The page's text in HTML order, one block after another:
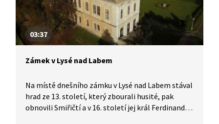
03:37
Zámek v Lysé nad Labem
Na místě dnešního zámku v Lysé nad Labem stával
hrad ze 13. století, který zbourali husité, pak
obnovili Smiřičtí a v 16. století jej král Ferdinand I.